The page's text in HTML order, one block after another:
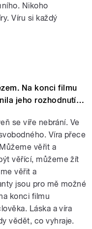
Nikoho
Víru si každý
Na konci filmu
jeho rozhodnutí…
se víře nebrání. Ve
Víra přece
věřit a
věřící, můžeme žít
věřit a
jsou pro mě možné
konci filmu
Láska a víra
vědět, co vyhraje.